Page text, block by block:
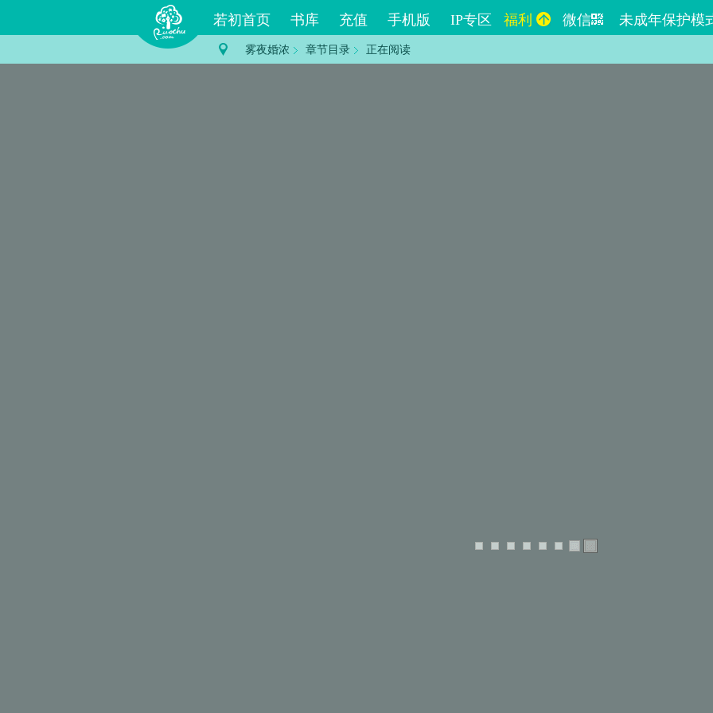
若初首页 书库 充值 手机版 IP专区 福利 微信 未成年保护模
雾夜婚浓 章节目录 正在阅读